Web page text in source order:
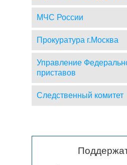
МЧС России
Прокуратура г.Москва
Управление
приставов
Следственный комитет